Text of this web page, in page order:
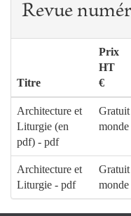
Revue
Titre
Prix
HT
€
Architecture et
Liturgie (en
pdf) - pdf
monde
Architecture et
Liturgie - pdf
monde